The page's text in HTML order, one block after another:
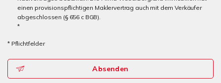
einen provisionspflichtigen Maklervertrag auch mit dem Verkäufer
abgeschlossen (§ 656 c BGB).
*
* Pflichtfelder
Absenden